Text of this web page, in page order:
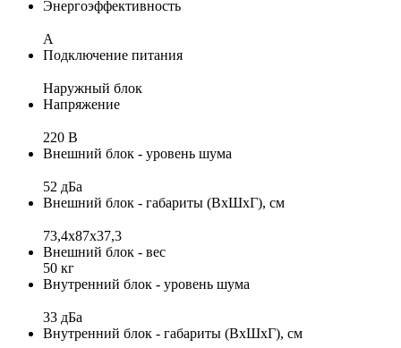
Энергоэффективность
A
Подключение питания
Наружный блок
Напряжение
220 В
Внешний блок - уровень шума
52 дБа
Внешний блок - габариты (ВхШхГ), см
73,4х87х37,3
Внешний блок - вес
50 кг
Внутренний блок - уровень шума
33 дБа
Внутренний блок - габариты (ВхШхГ), см